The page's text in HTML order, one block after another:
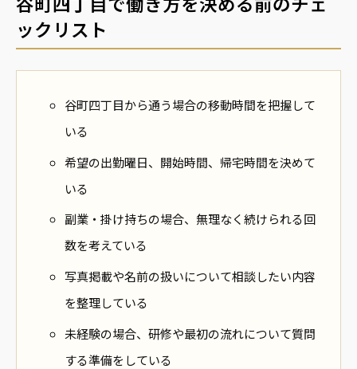
ックリスト
谷町四丁目から通う場合の移動時間を把握して
いる
希望の出勤曜日、開始時間、帰宅時間を決めて
いる
副業・掛け持ちの場合、無理なく続けられる回
数を考えている
写真掲載や名前の扱いについて相談したい内容
を整理している
未経験の場合、研修や最初の流れについて質問
する準備をしている